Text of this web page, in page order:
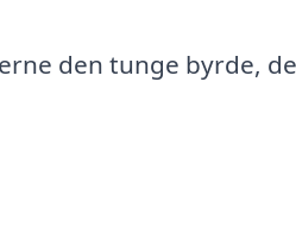
den tunge byrde,